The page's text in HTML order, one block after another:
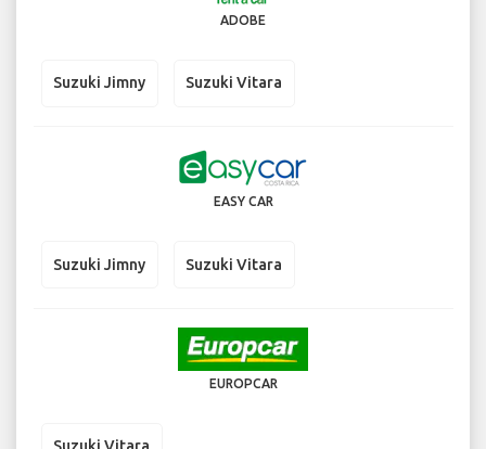
ADOBE
Suzuki Jimny Suzuki Vitara
EASY CAR
Suzuki Jimny Suzuki Vitara
EUROPCAR